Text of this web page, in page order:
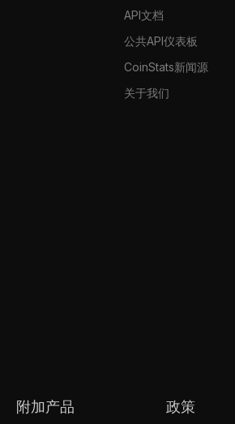
API文档
公共API仪表板
CoinStats新闻源
关于我们
附加产品 政策